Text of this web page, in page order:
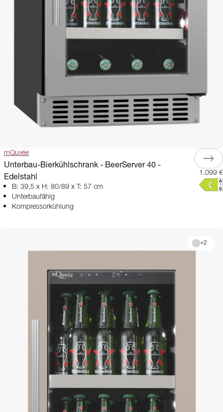
mQuvée
Unterbau-Bierkühlschrank - BeerServer 40 -
Edelstahl
B: 39,5 x H: 80/89 x T: 57 cm
Unterbaufähig
Kompressorkühlung
1.099 €
+2